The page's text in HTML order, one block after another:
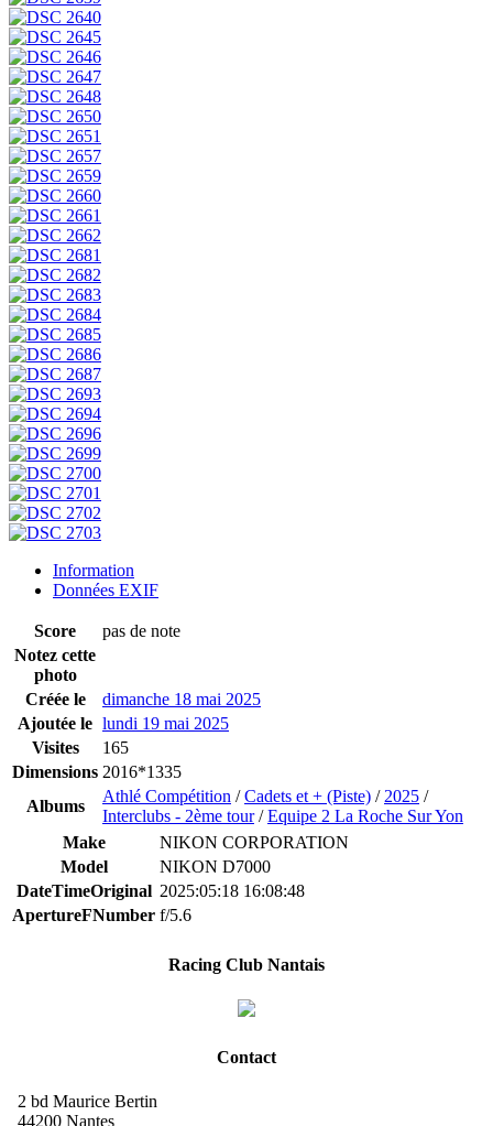
Information
Données EXIF
Score
pas de note
Notez cette
photo
Créée le
dimanche 18 mai 2025
Ajoutée le lundi 19 mai 2025
Visites
165
Dimensions 2016*1335
Albums
Athlé Compétition /Cadets et + (Piste) / 2025 /
Interclubs - 2ème tour/Equipe 2 La Roche Sur Yon
Make
NIKON CORPORATION
Model
NIKON D7000
DateTimeOriginal 2025:05:18 16:08:48
ApertureFNumber f/5.6
Racing Club Nantais
Contact
2 bd Maurice Bertin
44200 Nantes